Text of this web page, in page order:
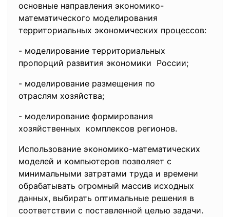
основные направления экономико-
математического моделирования
территориальных экономических процессов:
- моделирование территориальных
пропорций развития экономики России;
- моделирование размещения по
отраслям хозяйства;
- моделирование формирования
хозяйственных комплексов регионов.
Использование экономико-математических
моделей и компьютеров позволяет с
минимальными затратами труда и времени
обрабатывать огромный массив исходных
данных, выбирать оптимальные решения в
соответствии с поставленной целью задачи.